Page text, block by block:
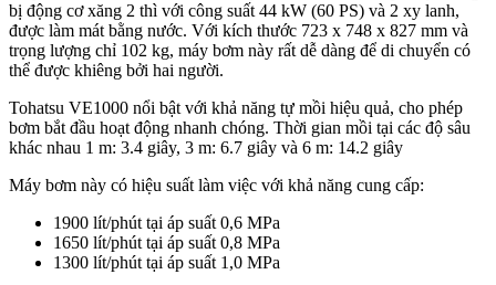
bị động cơ xăng 2 thì với công suất 44 kW (60 PS) và 2 xy lanh,
được làm mát bằng nước. Với kích thước 723 x 748 x 827 mm và
trọng lượng chỉ 102 kg, máy bơm này rất dễ dàng để di chuyển có
thể được khiêng bởi hai người.
Tohatsu VE1000 nổi bật với khả năng tự mồi hiệu quả, cho phép
bơm bắt đầu hoạt động nhanh chóng. Thời gian mồi tại các độ sâu
khác nhau 1 m: 3.4 giây, 3 m: 6.7 giây và 6 m: 14.2 giây
Máy bơm này có hiệu suất làm việc với khả năng cung cấp:
1900 lít/phút tại áp suất 0,6 MPa
1650 lít/phút tại áp suất 0,8 MPa
1300 lít/phút tại áp suất 1,0 MPa